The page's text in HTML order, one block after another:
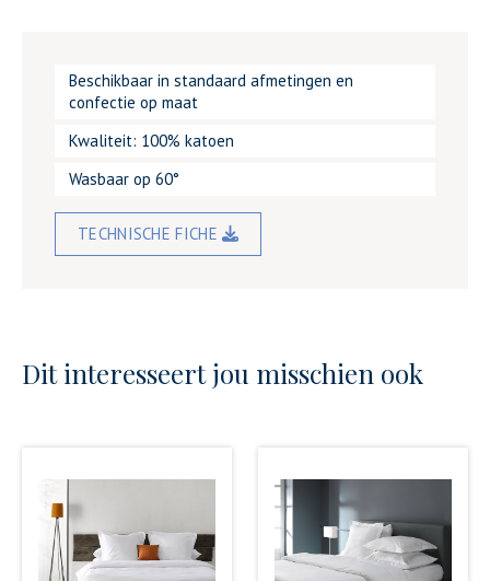
Beschikbaar in standaard afmetingen en
confectie op maat
Kwaliteit: 100% katoen
Wasbaar op 60°
TECHNISCHE FICHE
Dit interesseert jou misschien ook